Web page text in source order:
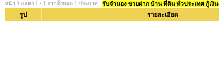
หน้า 1 แสดง 1 - 1 จากทั้งหมด 1 ประกาศ รับจำนอง ขายฝาก บ้าน ที่ดิน ทั่วประเทศ กู้เงิ
รูป รายละเอียด